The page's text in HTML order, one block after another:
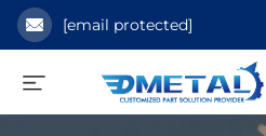
[email protected]